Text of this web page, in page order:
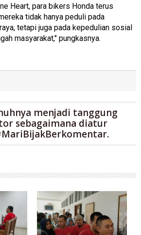
Heart, para bikers Honda terus
tidak hanya peduli pada
tetapi juga pada kepedulian sosial
masyarakat," pungkasnya.
menjadi tanggung
sebagaimana diatur